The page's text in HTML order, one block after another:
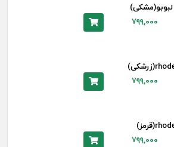
۷۹۹,۰۰۰
۷۹۹,۰۰۰
۷۹۹,۰۰۰